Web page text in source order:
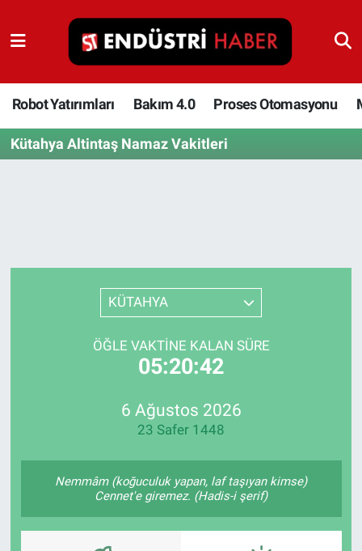
Robot Yatırımları Bakım 4.0 Proses Otomasyonu
Kütahya Altintaş Namaz Vakitleri
KÜTAHYA
ÖĞLE VAKTINE KALAN SÜRE
05:20:42
6 Ağustos 2026
23 Safer 1448
Nemmâm (koğuculuk yapan, laf taşıyan kimse)
Cennet'e giremez. (Hadis-i şerif)
Robot Yatırımları
Bakım 4.0
Proses Otomasyonu
Depolama Çözümleri
İnşaat ve Malzeme
HaberOrtak
Enerjisini Üreten Fabrikalar
Endüstri 4.0 Uygulamaları
Ağır Sanayi Çözümleri